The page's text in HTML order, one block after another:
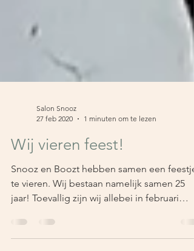
27 feb 2020
1 minuten om te lezen
Wij vieren feest!
Snooz en Boozt hebben samen een feestje
jaar! Toevallig zijn wij allebei in februari
voor...